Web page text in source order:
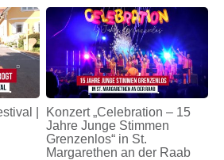
|
Konzert „Celebration – 15
Jahre Junge Stimmen
Grenzenlos“ in St.
Margarethen an der Raab